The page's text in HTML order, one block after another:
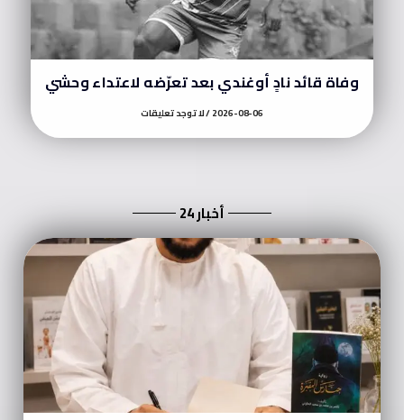
وفاة قائد نادٍ أوغندي بعد تعرّضه لاعتداء وحشي
2026-08-06 لا توجد تعليقات
أخبار 24